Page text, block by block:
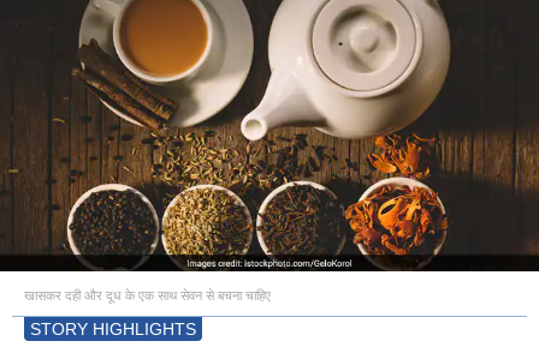
खासकर दही और दूध के एक साथ सेवन से बचना चाहिए
STORY HIGHLIGHTS